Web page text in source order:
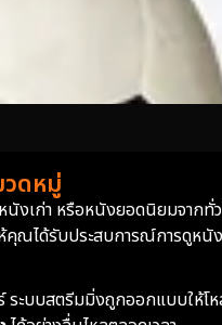
ดหมู่
งเก่า หรือหนังยอดนิยมจาก
คุณได้รับประสบการณ์การดูห
ะบบสตรีมมิ่งถูกออกแบบให้โห